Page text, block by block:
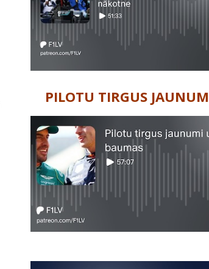
PILOTU TIRGUS